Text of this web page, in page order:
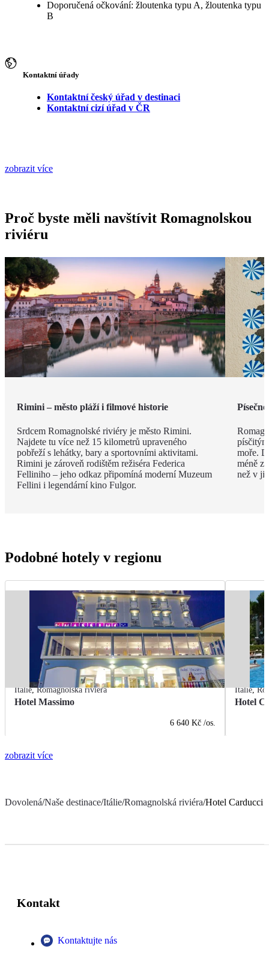
Doporučená očkování: žloutenka typu A, žloutenka typu
B
Kontaktní úřady
Kontaktní český úřad v destinaci
Kontaktní cizí úřad v ČR
zobrazit více
Proč byste měli navštívit Romagnolskou
riviéru
Rimini – město pláží i filmové historie
Srdcem Romagnolské riviéry je město Rimini.
Najdete tu více než 15 kilometrů upraveného
pobřeží s lehátky, bary a sportovními aktivitami.
Rimini je zároveň rodištěm režiséra Federica
Felliniho – jeho odkaz připomíná moderní Muzeum
Fellini i legendární kino Fulgor.
moře.
méně
než v
Podobné hotely v regionu
Itálie,Romagnolská riviéra
Hotel Massimo
6 640 Kč /os.
Itálie,
Hotel
zobrazit více
Dovolená/Naše destinace/Itálie/Romagnolská riviéra/Hotel Carducci
Kontakt
Kontaktujte nás